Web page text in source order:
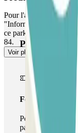
Pour l'accès des
"Informations
ce parking. Les clients
84.
Voir plus
Produits
Forfait Simple
Pendant votre
parking qu'une